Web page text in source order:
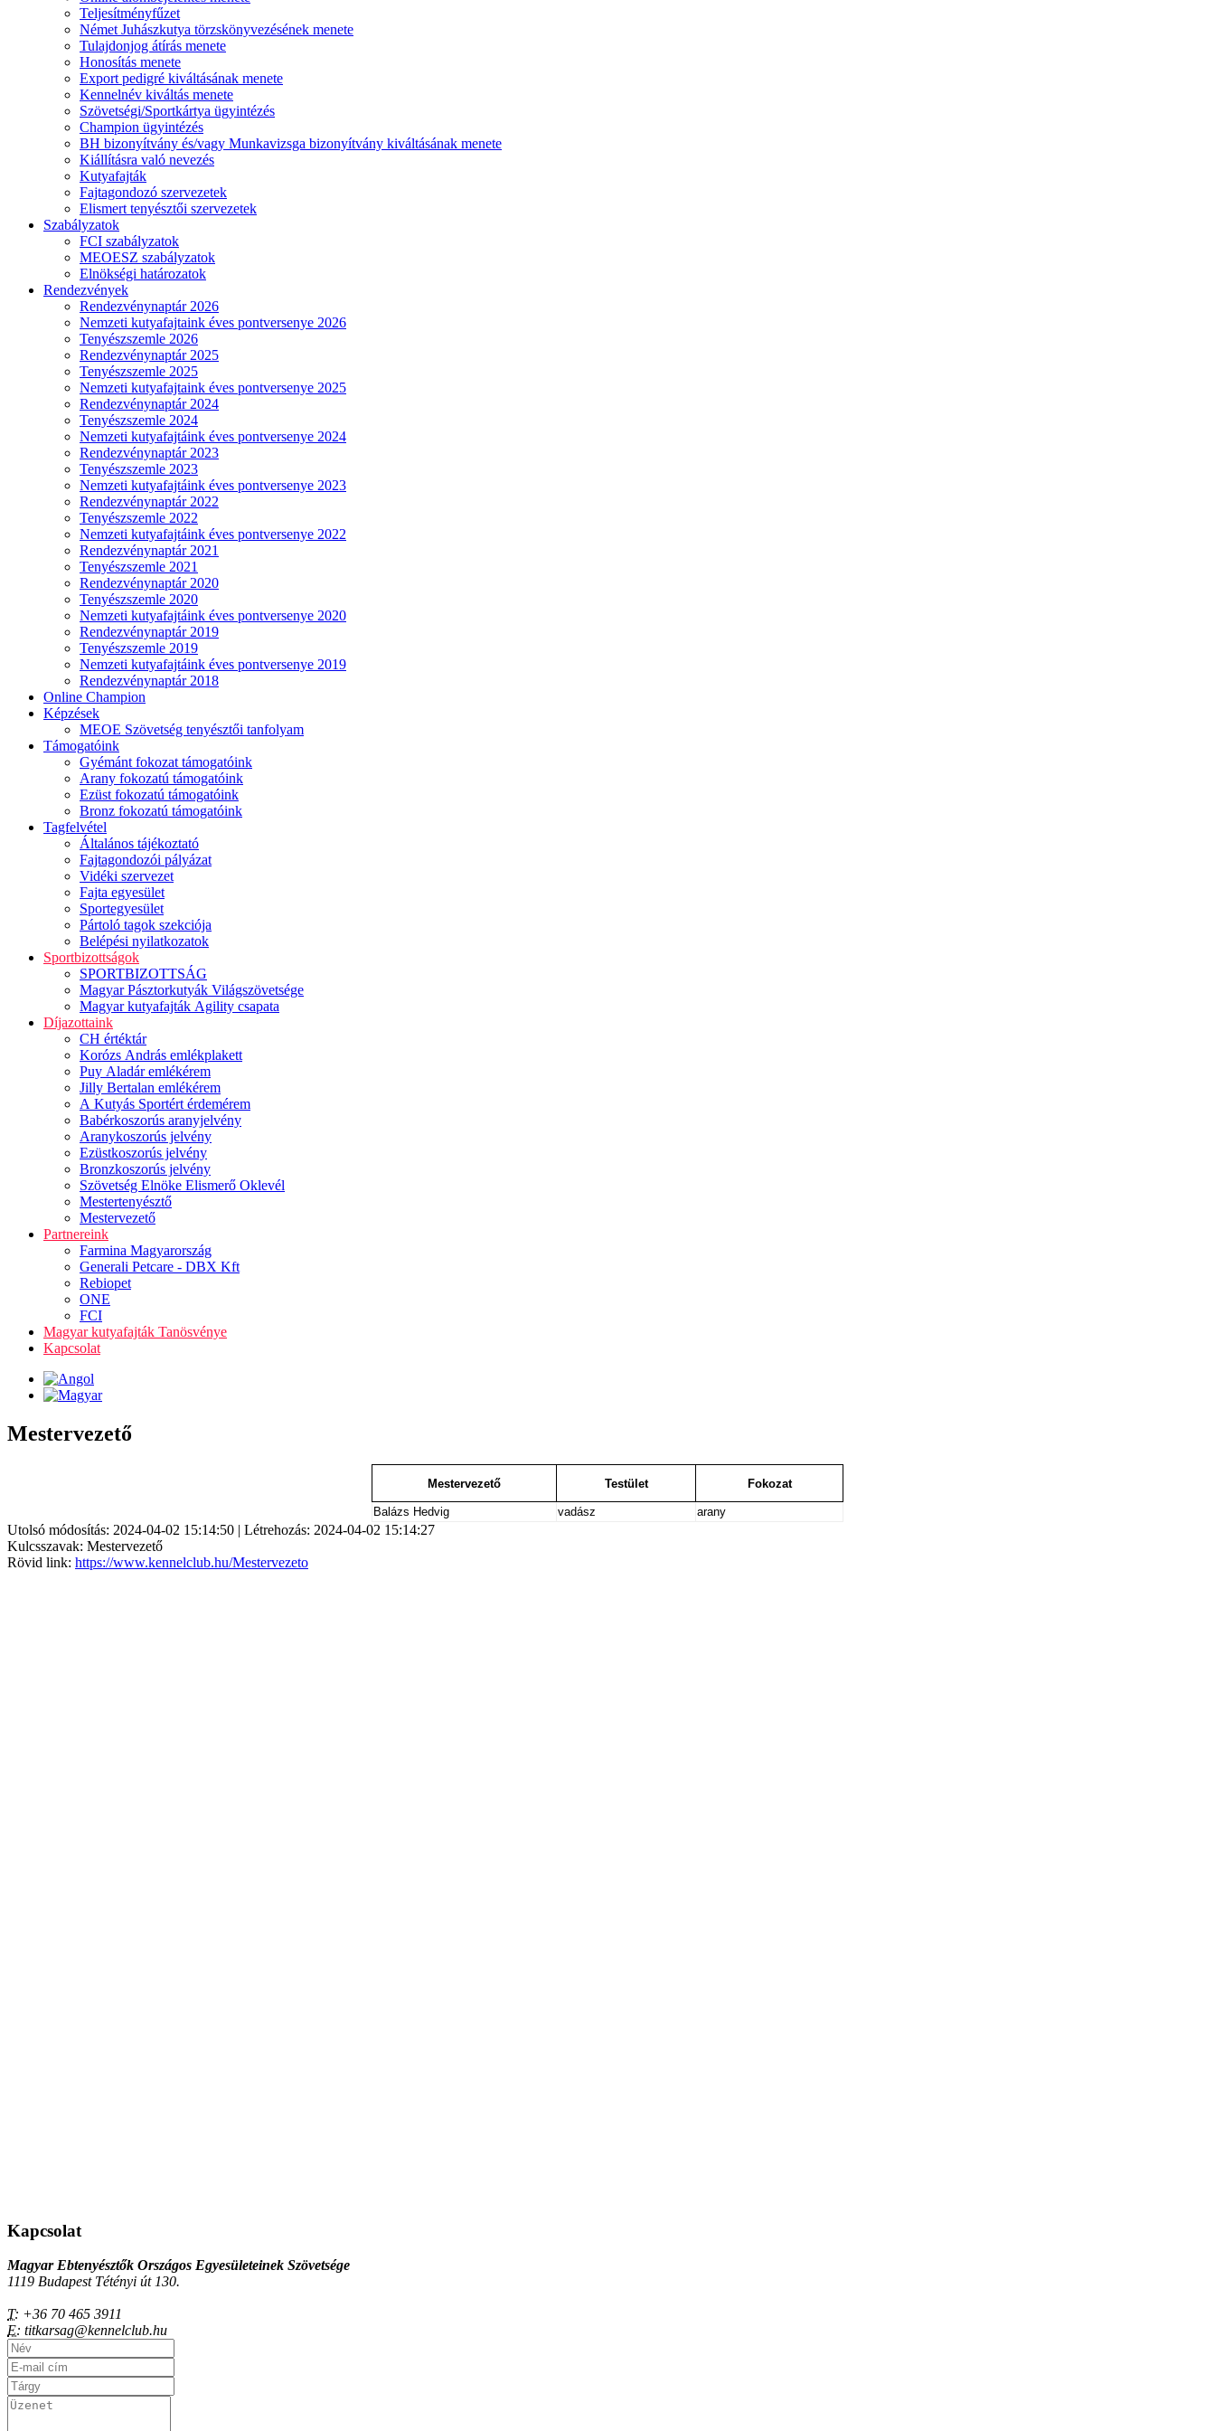
Teljesítményfűzet
Német Juhászkutya törzskönyvezésének menete
Tulajdonjog átírás menete
Honosítás menete
Export pedigré kiváltásának menete
Kennelnév kiváltás menete
Szövetségi/Sportkártya ügyintézés
Champion ügyintézés
BH bizonyítvány és/vagy Munkavizsga bizonyítvány kiváltásának menete
Kiállításra való nevezés
Kutyafajták
Fajtagondozó szervezetek
Elismert tenyésztői szervezetek
Szabályzatok
FCI szabályzatok
MEOESZ szabályzatok
Elnökségi határozatok
Rendezvények
Rendezvénynaptár 2026
Nemzeti kutyafajtaink éves pontversenye 2026
Tenyészszemle 2026
Rendezvénynaptár 2025
Tenyészszemle 2025
Nemzeti kutyafajtaink éves pontversenye 2025
Rendezvénynaptár 2024
Tenyészszemle 2024
Nemzeti kutyafajtáink éves pontversenye 2024
Rendezvénynaptár 2023
Tenyészszemle 2023
Nemzeti kutyafajtáink éves pontversenye 2023
Rendezvénynaptár 2022
Tenyészszemle 2022
Nemzeti kutyafajtáink éves pontversenye 2022
Rendezvénynaptár 2021
Tenyészszemle 2021
Rendezvénynaptár 2020
Tenyészszemle 2020
Nemzeti kutyafajtáink éves pontversenye 2020
Rendezvénynaptár 2019
Tenyészszemle 2019
Nemzeti kutyafajtáink éves pontversenye 2019
Rendezvénynaptár 2018
Online Champion
Képzések
MEOE Szövetség tenyésztői tanfolyam
Támogatóink
Gyémánt fokozat támogatóink
Arany fokozatú támogatóink
Ezüst fokozatú támogatóink
Bronz fokozatú támogatóink
Tagfelvétel
Általános tájékoztató
Fajtagondozói pályázat
Vidéki szervezet
Fajta egyesület
Sportegyesület
Pártoló tagok szekciója
Belépési nyilatkozatok
Sportbizottságok
SPORTBIZOTTSÁG
Magyar Pásztorkutyák Világszövetsége
Magyar kutyafajták Agility csapata
Díjazottaink
CH értéktár
Korózs András emlékplakett
Puy Aladár emlékérem
Jilly Bertalan emlékérem
A Kutyás Sportért érdemérem
Babérkoszorús aranyjelvény
Aranykoszorús jelvény
Ezüstkoszorús jelvény
Bronzkoszorús jelvény
Szövetség Elnöke Elismerő Oklevél
Mestertenyésztő
Mestervezető
Partnereink
Farmina Magyarország
Generali Petcare - DBX Kft
Rebiopet
ONE
FCI
Magyar kutyafajták Tanösvénye
Kapcsolat
Mestervezető
Mestervezető Testület Fokozat
Balázs Hedvig vadász arany
Utolsó módosítás: 2024-04-02 15:14:50 | Létrehozás: 2024-04-02 15:14:27
Kulcsszavak: Mestervezető
Rövid link: https://www.kennelclub.hu/Mestervezeto
Kapcsolat
Magyar Ebtenyésztők Országos Egyesületeinek Szövetsége
1119 Budapest Tétényi út 130.
T: +36 70 465 3911
E: titkarsag@kennelclub.hu